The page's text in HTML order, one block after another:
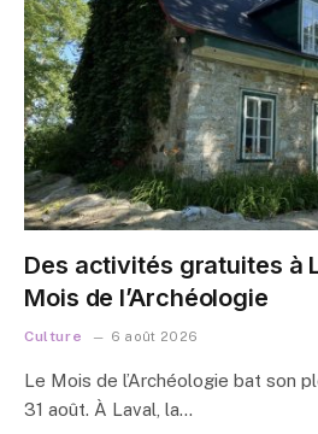
Des activités gratuites à
Mois de l’Archéologie
Culture 6 août 2026
Le Mois de l’Archéologie bat son
31 août. À Laval, la…